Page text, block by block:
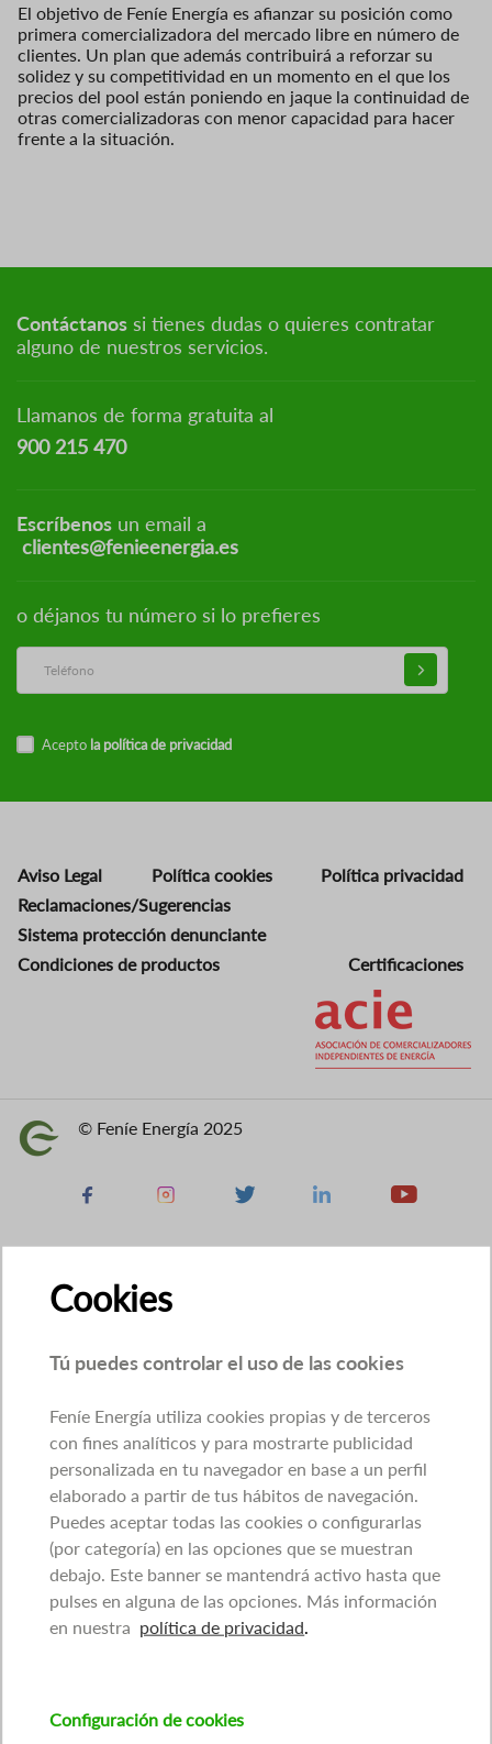
El objetivo de Feníe Energía es afianzar su posición como
primera comercializadora del mercado libre en número de
clientes. Un plan que además contribuirá a reforzar su
solidez y su competitividad en un momento en el que los
precios del pool están poniendo en jaque la continuidad de
otras comercializadoras con menor capacidad para hacer
frente a la situación.
Contáctanos si tienes dudas o quieres contratar
alguno de nuestros servicios.
Llamanos de forma gratuita al
900 215 470
Escríbenos un email a
clientes@fenieenergia.es
o déjanos tu número si lo prefieres
Acepto la política de privacidad
Aviso Legal Política cookies
Política privacidad
Reclamaciones/Sugerencias
Sistema protección denunciante
Condiciones de productos
Certificaciones
Imagen © Feníe Energía 2025
Facebook Instagram X Linkedin Youtube
Cookies
Tú puedes controlar el uso de las cookies
Feníe Energía utiliza cookies propias y de terceros
con fines analíticos y para mostrarte publicidad
personalizada en tu navegador en base a un perfil
elaborado a partir de tus hábitos de navegación.
Puedes aceptar todas las cookies o configurarlas
(por categoría) en las opciones que se muestran
debajo. Este banner se mantendrá activo hasta que
pulses en alguna de las opciones. Más información
en nuestra política de privacidad.
Configuración de cookies